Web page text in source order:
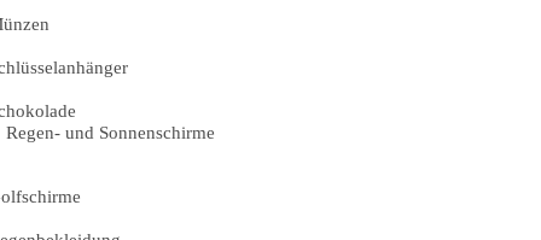
Regen- und Sonnenschirme